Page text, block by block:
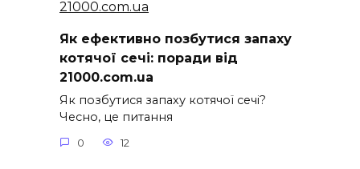
Як ефективно позбутися запаху
котячої сечі: поради від
21000.com.ua
Як позбутися запаху котячої сечі?
Чесно, це питання
0 12